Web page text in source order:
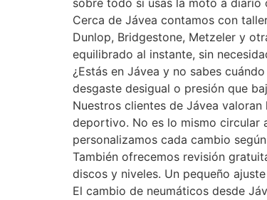
sobre todo si usas la moto a diario
Cerca de Jávea contamos con
Dunlop, Bridgestone, Metzeler y
equilibrado al instante, sin
¿Estás en Jávea y no sabes
desgaste desigual o presión que
Nuestros clientes de Jávea
deportivo. No es lo mismo circular
personalizamos cada cambio
También ofrecemos revisión
discos y niveles. Un pequeño
El cambio de neumáticos desde